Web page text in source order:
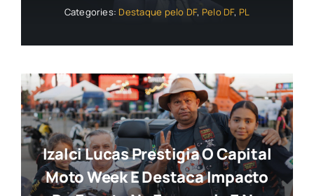
Categories: Destaque pelo DF, Pelo DF, PL
Izalci Lucas Prestigia O Capital
Moto Week E Destaca Impacto